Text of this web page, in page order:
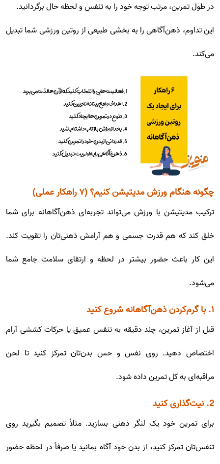
در طول تمرین، مرتب توجه خود را به تنفس و لحظه حال برگردانید.
این تداوم، ذهن‌آگاهی را به بخشی طبیعی از روتین ورزشی شما تبدیل
می‌کند.
چگونه هنگام ورزش مدیتیشن کنیم؟ (۷ راهکار عملی)
ترکیب مدیتیشن با ورزش می‌تواند تجربه‌ای ذهن‌آگاهانه برای شما
خلق کند که هم قدرت جسمی و هم آرامش ذهنی‌تان را تقویت کند.
این کار باعث حضور بیشتر در لحظه و ارتقای سلامت جامع شما
می‌شود.
۱. با گرم‌کردن ذهن‌آگاهانه شروع کنید
قبل از آغاز تمرین، چند دقیقه به تنفس عمیق یا حرکات کششی آرام
اختصاص دهید. روی نفس و حس بدن‌تان تمرکز کنید تا لحن
مراقبه‌ای به کل تمرین داده شود.
2. نیت‌گذاری کنید
برای تمرین خود یک لنگر ذهنی بسازید. مثلاً تصمیم بگیرید روی
تنفس‌تان تمرکز کنید، از بدن خود آگاه بمانید یا صرفاً در لحظه حضور